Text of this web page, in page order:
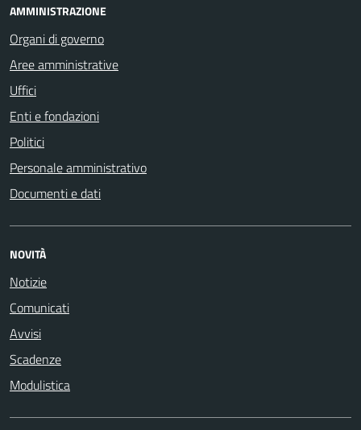
AMMINISTRAZIONE
Organi di governo
Aree amministrative
Uffici
Enti e fondazioni
Politici
Personale amministrativo
Documenti e dati
NOVITÀ
Notizie
Comunicati
Avvisi
Scadenze
Modulistica